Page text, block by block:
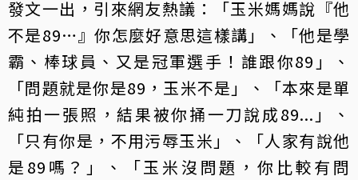
發文一出，引來網友熱議：「玉米媽媽說『他
不是89…』你怎麼好意思這樣講」、「他是學
霸、棒球員、又是冠軍選手！誰跟你89」、
「問題就是你是89，玉米不是」、「本來是單
純拍一張照，結果被你捅一刀說成89...」、
「只有你是，不用污辱玉米」、「人家有說他
是89嗎？」、「玉米沒問題，你比較有問